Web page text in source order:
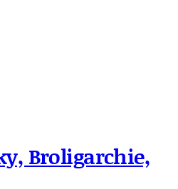
Broligarchie,